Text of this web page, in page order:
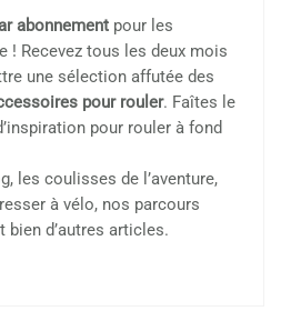
abonnement pour les
! Recevez tous les deux mois
une sélection affutée des
pour rouler. Faîtes le
pour rouler à fond
les coulisses de l’aventure,
à vélo, nos parcours
bien d’autres articles.